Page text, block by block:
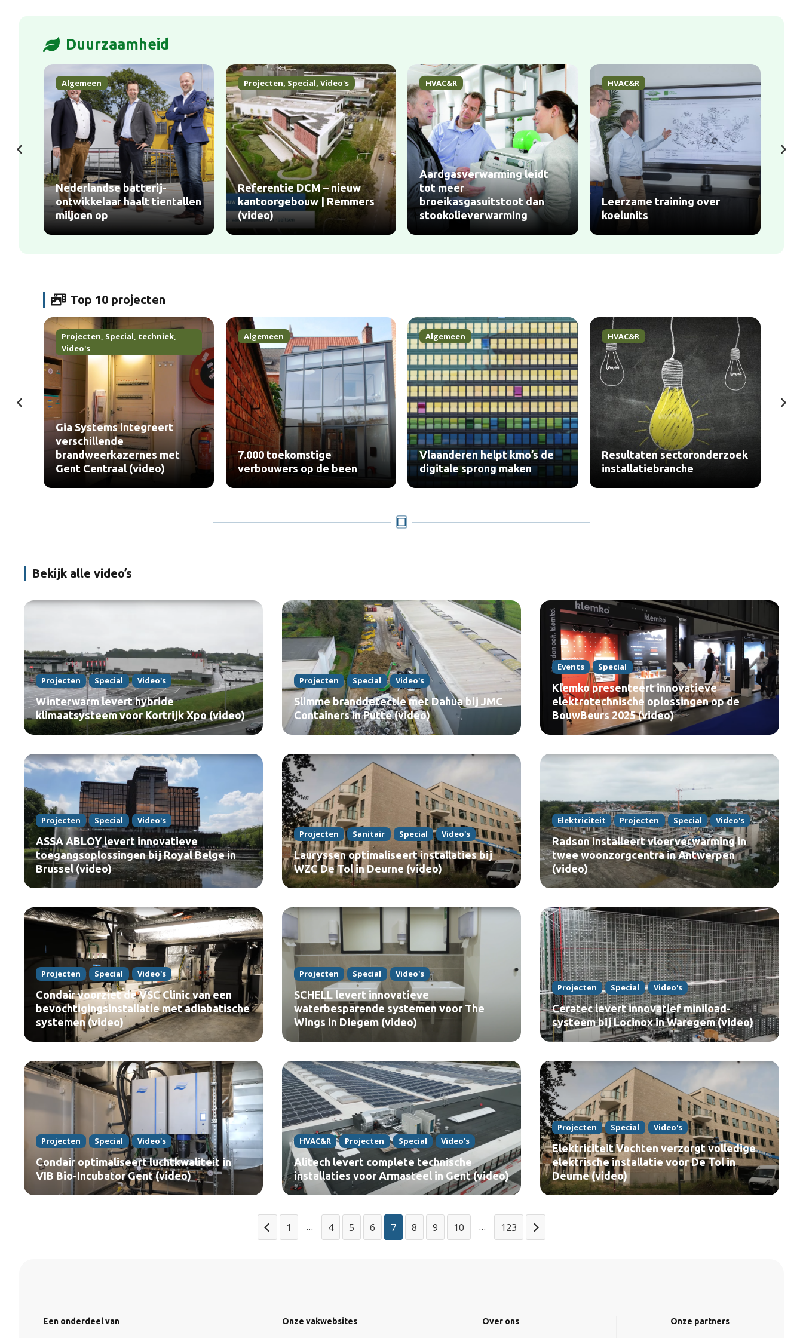
Duurzaamheid
Algemeen
Nederlandse batterij-
ontwikkelaar haalt tientallen
miljoen op
Projecten, Special, Video's
Referentie DCM – nieuw
kantoorgebouw | Remmers
(video)
HVAC&R
Aardgasverwarming leidt
tot meer
broeikasgasuitstoot dan
stookolieverwarming
HVAC&R
Leerzame training over
koelunits
Top 10 projecten
Projecten, Special, techniek,
Video's
Gia Systems integreert
verschillende
brandweerkazernes met
Gent Centraal (video)
Algemeen
7.000 toekomstige
verbouwers op de been
Algemeen
Vlaanderen helpt kmo’s de
digitale sprong maken
HVAC&R
Resultaten sectoronderzoek
installatiebranche
Bekijk alle video’s
Projecten Special Video's
Winterwarm levert hybride
klimaatsysteem voor Kortrijk Xpo (video)
Projecten Special Video's
Slimme branddetectie met Dahua bij JMC
Containers in Putte (video)
Events Special
Klemko presenteert innovatieve
elektrotechnische oplossingen op de
BouwBeurs 2025 (video)
Projecten Special Video's
ASSA ABLOY levert innovatieve
toegangsoplossingen bij Royal Belge in
Brussel (video)
Projecten Sanitair Special Video's
Lauryssen optimaliseert installaties bij
WZC De Tol in Deurne (video)
Elektriciteit Projecten Special Video's
Radson installeert vloerverwarming in
twee woonzorgcentra in Antwerpen
(video)
Projecten Special Video's
Condair voorziet de VSC Clinic van een
bevochtigingsinstallatie met adiabatische
systemen (video)
Projecten Special Video's
SCHELL levert innovatieve
waterbesparende systemen voor The
Wings in Diegem (video)
Projecten Special Video's
Ceratec levert innovatief miniload-
systeem bij Locinox in Waregem (video)
Projecten Special Video's
Condair optimaliseert luchtkwaliteit in
VIB Bio-Incubator Gent (video)
HVAC&R Projecten Special Video's
Alitech levert complete technische
installaties voor Armasteel in Gent (video)
Projecten Special Video's
Elektriciteit Vochten verzorgt volledige
elektrische installatie voor De Tol in
Deurne (video)
1 … 4 5 6 7 8 9 10 … 123
Een onderdeel van Onze vakwebsites Over ons Onze partners